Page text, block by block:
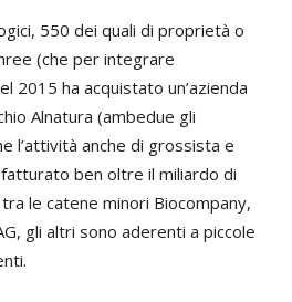
550 dei quali di proprietà o
(che per integrare
2015 ha acquistato un’azienda
Alnatura (ambedue gli
l’attività anche di grossista e
ben oltre il miliardo di
le catene minori Biocompany,
gli altri sono aderenti a piccole